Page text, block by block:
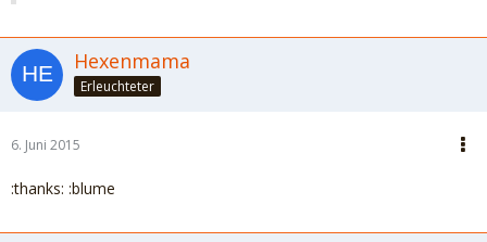
Hexenmama
Erleuchteter
6. Juni 2015
:thanks: :blume